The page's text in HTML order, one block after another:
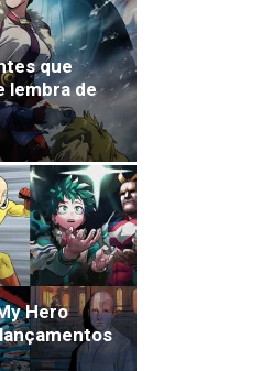
que
lembra de
Hero